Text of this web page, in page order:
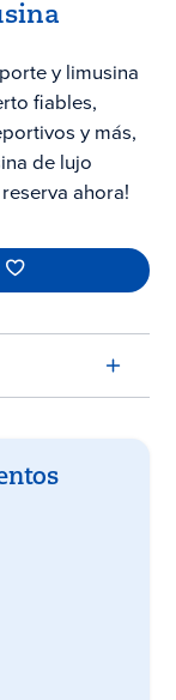
y limusina
fiables,
y más,
de lujo
ahora!